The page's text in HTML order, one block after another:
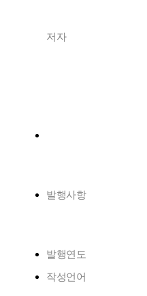
저자
발행사항
발행연도
작성언어